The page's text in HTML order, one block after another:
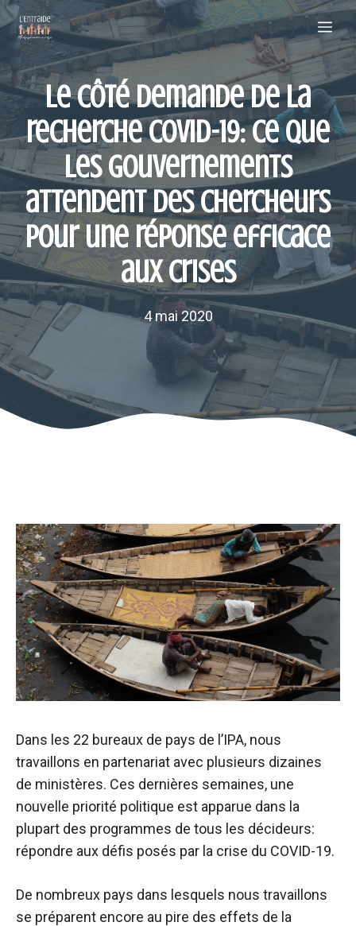
Aller
au
contenu
Le côté demande de la
recherche COVID-19: ce que
les gouvernements
attendent des chercheurs
pour une réponse efficace
aux crises
4 mai 2020
Dans les 22 bureaux de pays de l’IPA, nous
travaillons en partenariat avec plusieurs dizaines
de ministères. Ces dernières semaines, une
nouvelle priorité politique est apparue dans la
plupart des programmes de tous les décideurs:
répondre aux défis posés par la crise du COVID-19.
De nombreux pays dans lesquels nous travaillons
se préparent encore au pire des effets de la